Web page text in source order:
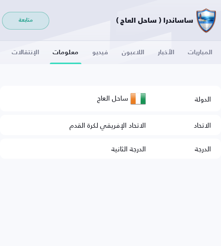
ساساندرا ( ساحل العاج ) متابعة
المباريات الأخبار اللاعبون فيديو معلومات الإنتقالات
الدولة ساحل العاج
الاتحاد
الاتحاد الإفريقي لكرة القدم
الدرجة
الدرجة الثانية